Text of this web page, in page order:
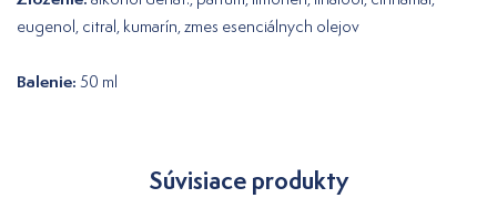
eugenol, citral, kumarín, zmes esenciálnych olejov
Balenie: 50 ml
Súvisiace produkty